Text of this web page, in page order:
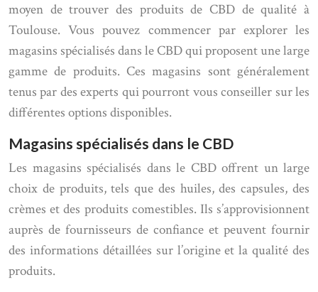
moyen de trouver des produits de CBD de qualité à
Toulouse. Vous pouvez commencer par explorer les
magasins spécialisés dans le CBD qui proposent une large
gamme de produits. Ces magasins sont généralement
tenus par des experts qui pourront vous conseiller sur les
différentes options disponibles.
Magasins spécialisés dans le CBD
Les magasins spécialisés dans le CBD offrent un large
choix de produits, tels que des huiles, des capsules, des
crèmes et des produits comestibles. Ils s’approvisionnent
auprès de fournisseurs de confiance et peuvent fournir
des informations détaillées sur l’origine et la qualité des
produits.